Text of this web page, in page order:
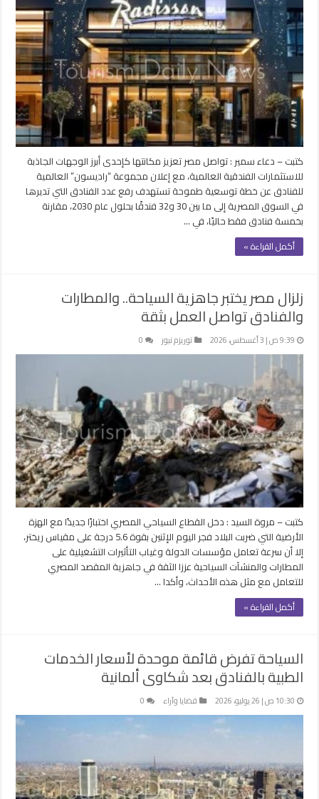
كتبت – دعاء سمير : تواصل مصر تعزيز مكانتها كإحدى أبرز الوجهات الجاذبة
للاستثمارات الفندقية العالمية، مع إعلان مجموعة “راديسون” العالمية
للفنادق عن خطة توسعية طموحة تستهدف رفع عدد الفنادق التي تديرها
في السوق المصرية إلى ما بين 30 و32 فندقًا بحلول عام 2030، مقارنة
بخمسة فنادق فقط حاليًا، في …
أكمل القراءة »
زلزال مصر يختبر جاهزية السياحة.. والمطارات
والفنادق تواصل العمل بثقة
9:39 ص | 3 أغسطس، 2026 توريزم نيوز 0
كتبت – مروة السيد : دخل القطاع السياحي المصري اختبارًا جديدًا مع الهزة
الأرضية التي ضربت البلاد فجر اليوم الإثنين بقوة 5.6 درجة على مقياس ريختر،
إلا أن سرعة تعامل مؤسسات الدولة وغياب التأثيرات التشغيلية على
المطارات والمنشآت السياحية عززا الثقة في جاهزية المقصد المصري
للتعامل مع مثل هذه الأحداث، وأكدا …
أكمل القراءة »
السياحة تفرض قائمة موحدة لأسعار الخدمات
الطبية بالفنادق بعد شكاوى ألمانية
10:30 ص | 26 يوليو، 2026 قضايا وآراء 0